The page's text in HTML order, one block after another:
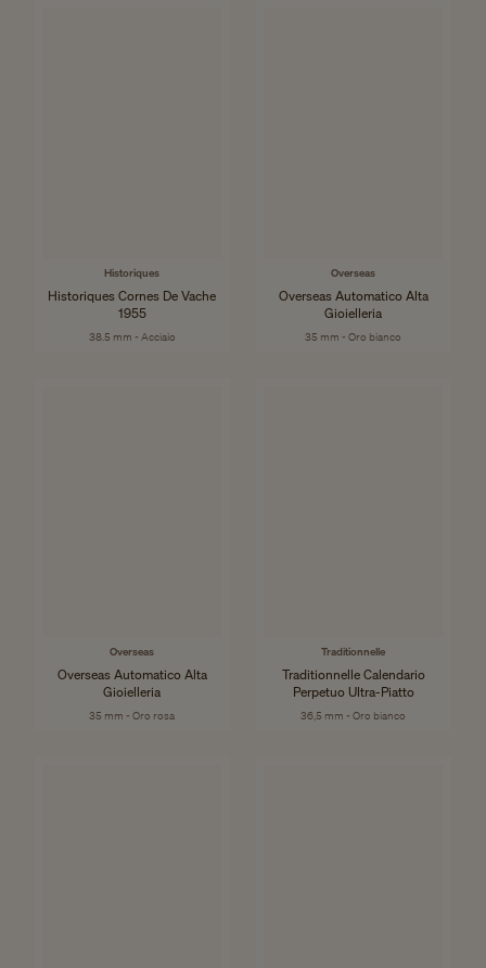
Historiques
Historiques Cornes De Vache
1955
38.5 mm - Acciaio
Overseas
Overseas Automatico Alta
Gioielleria
35 mm - Oro bianco
Overseas
Overseas Automatico Alta
Gioielleria
35 mm - Oro rosa
Traditionnelle
Traditionnelle Calendario
Perpetuo Ultra-Piatto
36,5 mm - Oro bianco